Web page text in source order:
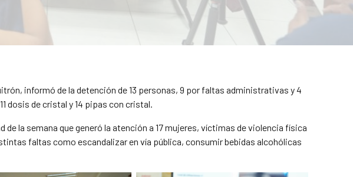
informó de la detención de 13 personas, 9 por faltas administrativas y 4
dosis de cristal y 14 pipas con cristal.
la semana que generó la atención a 17 mujeres, víctimas de violencia física
faltas como escandalizar en vía pública, consumir bebidas alcohólicas